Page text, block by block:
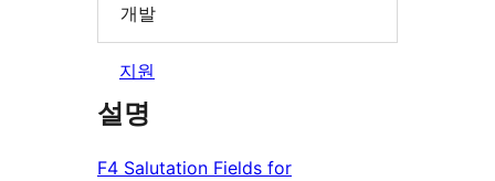
개발
지원
설명
F4 Salutation Fields for